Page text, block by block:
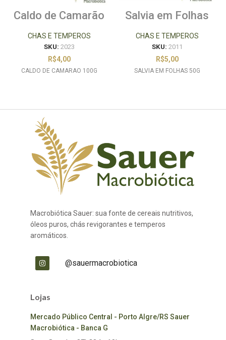
Caldo de Camarão
CHAS E TEMPEROS
SKU: 2023
R$4,00
CALDO DE CAMARAO 100G
Salvia em Folhas
CHAS E TEMPEROS
SKU: 2011
R$5,00
SALVIA EM FOLHAS 50G
Macrobiótica Sauer: sua fonte de cereais nutritivos,
óleos puros, chás revigorantes e temperos
aromáticos.
@sauermacrobiotica
Lojas
Mercado Público Central - Porto Algre/RS Sauer
Macrobiótica - Banca G